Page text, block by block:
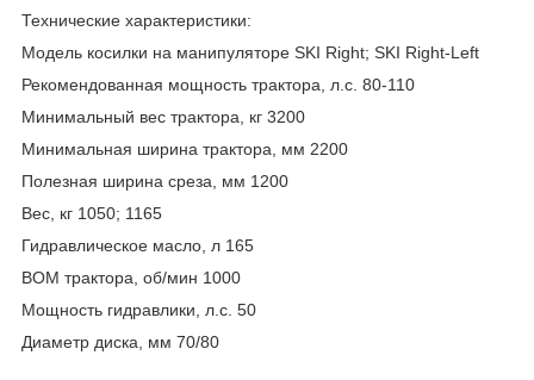
Технические характеристики:
Модель косилки на манипуляторе SKI Right; SKI Right-Left
Рекомендованная мощность трактора, л.с. 80-110
Минимальный вес трактора, кг 3200
Минимальная ширина трактора, мм 2200
Полезная ширина среза, мм 1200
Вес, кг 1050; 1165
Гидравлическое масло, л 165
ВОМ трактора, об/мин 1000
Мощность гидравлики, л.с. 50
Диаметр диска, мм 70/80